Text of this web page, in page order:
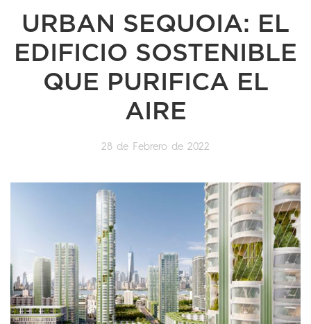
URBAN SEQUOIA: EL
EDIFICIO SOSTENIBLE
QUE PURIFICA EL
AIRE
28 de Febrero de 2022